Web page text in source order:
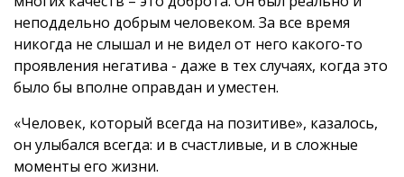
неподдельно добрым человеком. За все время
никогда не слышал и не видел от него какого-то
проявления негатива - даже в тех случаях, когда это
было бы вполне оправдан и уместен.
«Человек, который всегда на позитиве», казалось,
он улыбался всегда: и в счастливые, и в сложные
моменты его жизни.